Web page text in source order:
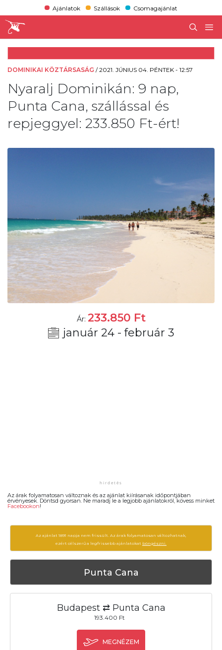
Ajánlatok Szállások Csomagajánlat
DOMINIKAI KÖZTÁRSASÁG /2021. JÚNIUS 04. PÉNTEK - 12:57
Nyaralj Dominikán: 9 nap,
Punta Cana, szállással és
repjeggyel: 233.850 Ft-ért!
Ár: 233.850 Ft
január 24 - február 3
Az árak folyamatosan változnak és az ajánlat kiírásanak időpontjában
érvényesek. Döntsd gyorsan. Ne maradj le a legjobb ajánlatokról, kövess minket
Facebookon!
Az ajánlat 1891 napja nem frissült. Az árak folyamatosan változhatnak,
ezért célszerű a legfrissebb ajánlatokat böngészni.
Punta Cana
Budapest ⇄ Punta Cana
193.400 Ft
MEGNÉZEM